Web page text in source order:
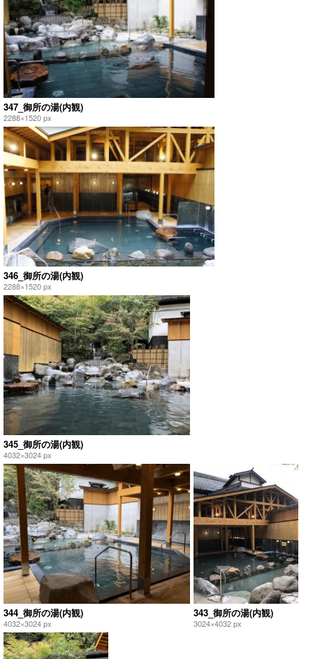
347_御所の湯(内観)
2288×1520 px
346_御所の湯(内観)
2288×1520 px
345_御所の湯(内観)
4032×3024 px
344_御所の湯(内観)
4032×3024 px
343_御所の湯(内観)
3024×4032 px